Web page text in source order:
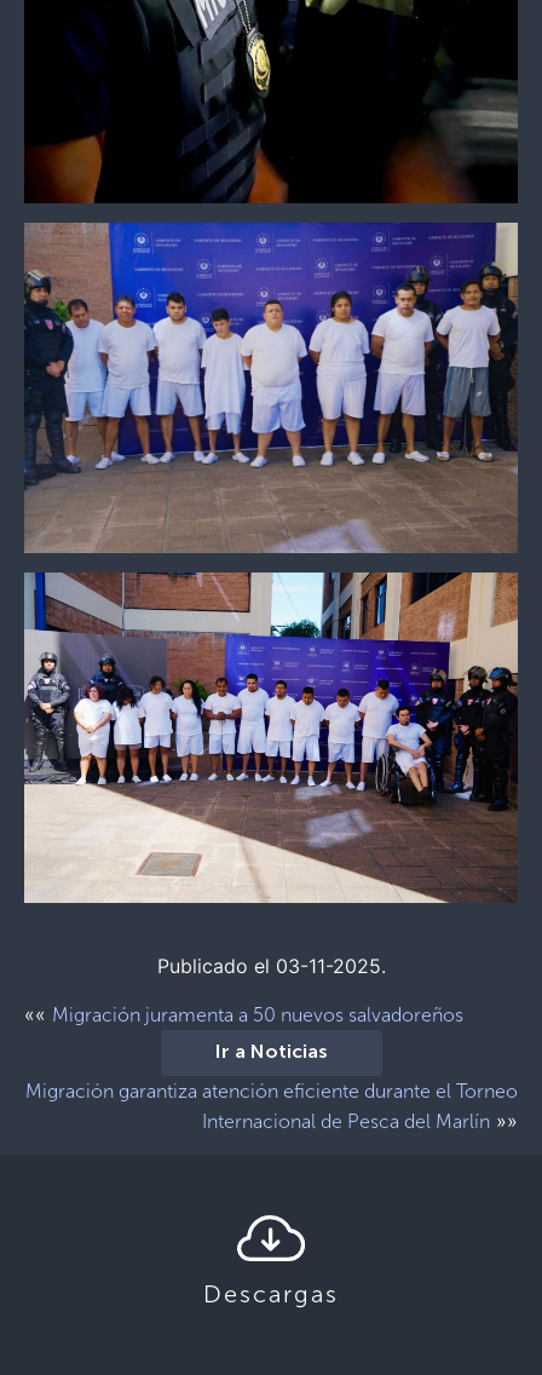
Publicado el 03-11-2025.
«« Migración juramenta a 50 nuevos salvadoreños
Ir a Noticias
Migración garantiza atención eficiente durante el Torneo
Internacional de Pesca del Marlín »»
Descargas